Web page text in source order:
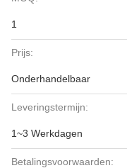
1
Prijs:
Onderhandelbaar
Leveringstermijn:
1~3 Werkdagen
Betalingsvoorwaarden: